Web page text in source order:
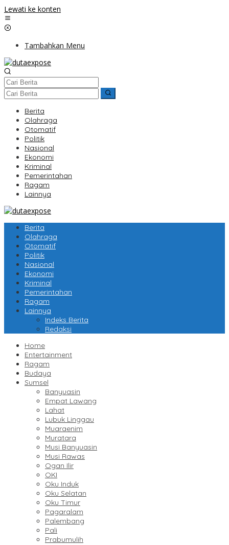
Lewati ke konten
Tambahkan Menu
Berita
Olahraga
Otomatif
Politik
Nasional
Ekonomi
Kriminal
Pemerintahan
Ragam
Lainnya
Berita
Olahraga
Otomatif
Politik
Nasional
Ekonomi
Kriminal
Pemerintahan
Ragam
Lainnya
Indeks Berita
Redaksi
Home
Entertainment
Ragam
Budaya
Sumsel
Banyuasin
Empat Lawang
Lahat
Lubuk Linggau
Muaraenim
Muratara
Musi Banyuasin
Musi Rawas
Ogan Ilir
OKI
Oku Induk
Oku Selatan
Oku Timur
Pagaralam
Palembang
Pali
Prabumulih